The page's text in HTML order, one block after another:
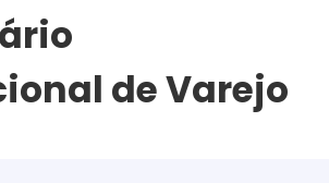
de Varejo